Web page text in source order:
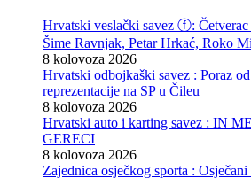
Hrvatski veslački savez ⓕ:
Šime Ravnjak, Petar Hrkać, Roko
8 kolovoza 2026
Hrvatski odbojkaški savez : Poraz
reprezentacije na SP u Čileu
8 kolovoza 2026
Hrvatski auto i karting savez : IN
GERECI
8 kolovoza 2026
Zajednica osječkog sporta :